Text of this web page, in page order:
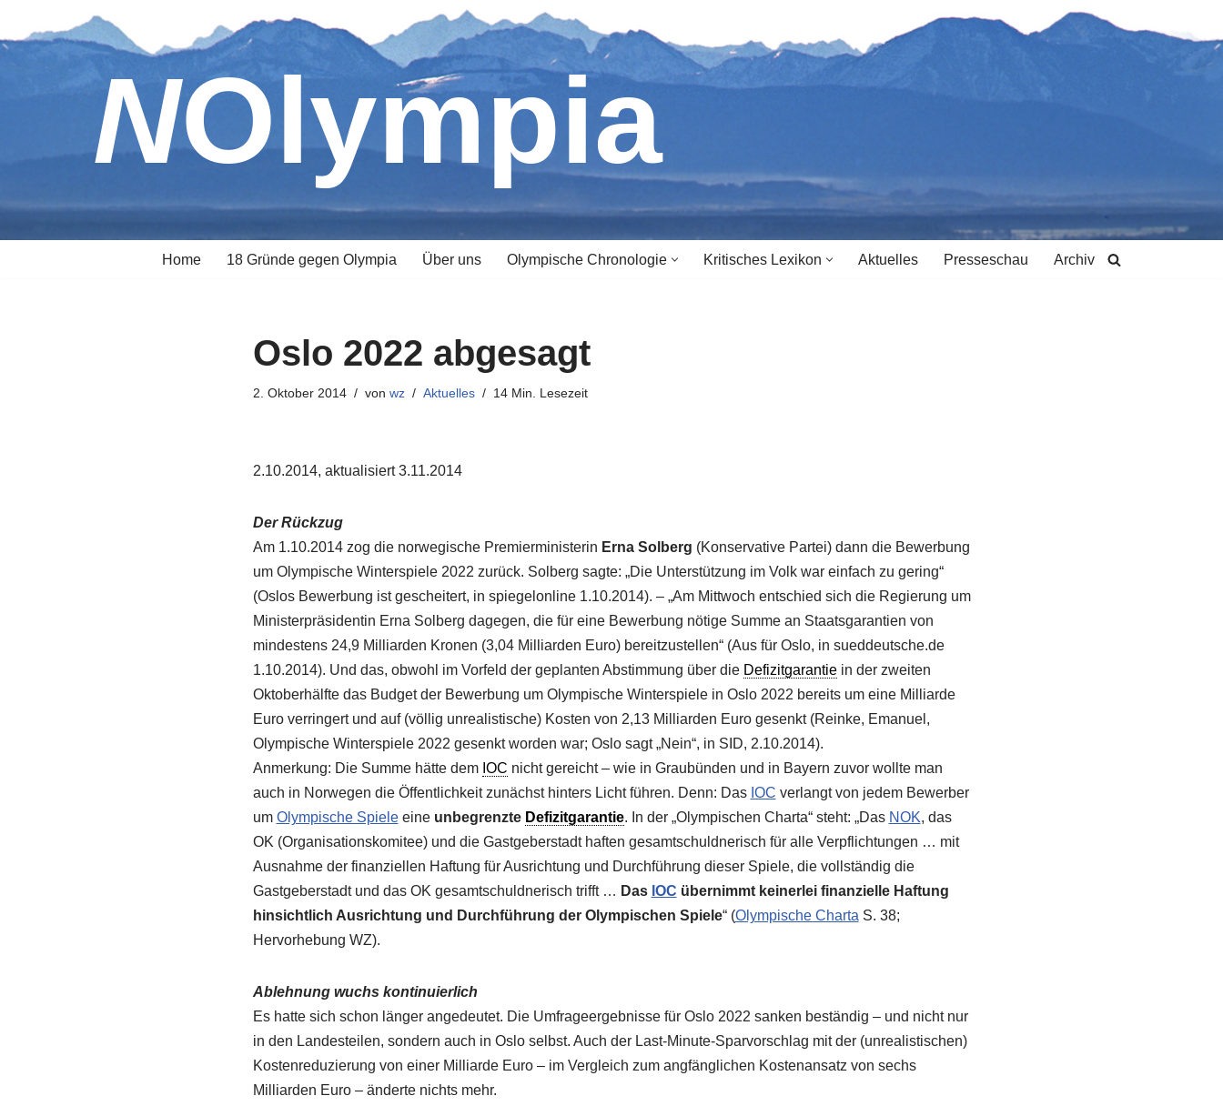
NOlympia
Home 18 Gründe gegen Olympia Über uns Olympische Chronologie Kritisches Lexikon Aktuelles Presseschau Archiv
Oslo 2022 abgesagt
2. Oktober 2014 von wz Aktuelles 14 Min. Lesezeit
2.10.2014, aktualisiert 3.11.2014
Der Rückzug
Am 1.10.2014 zog die norwegische Premierministerin Erna Solberg (Konservative Partei) dann die Bewerbung
um Olympische Winterspiele 2022 zurück. Solberg sagte: „Die Unterstützung im Volk war einfach zu gering“
(Oslos Bewerbung ist gescheitert, in spiegelonline 1.10.2014). – „Am Mittwoch entschied sich die Regierung um
Ministerpräsidentin Erna Solberg dagegen, die für eine Bewerbung nötige Summe an Staatsgarantien von
mindestens 24,9 Milliarden Kronen (3,04 Milliarden Euro) bereitzustellen“ (Aus für Oslo, in sueddeutsche.de
1.10.2014). Und das, obwohl im Vorfeld der geplanten Abstimmung über die Defizitgarantiein der zweiten
Oktoberhälfte das Budget der Bewerbung um Olympische Winterspiele in Oslo 2022 bereits um eine Milliarde
Euro verringert und auf (völlig unrealistische) Kosten von 2,13 Milliarden Euro gesenkt (Reinke, Emanuel,
Olympische Winterspiele 2022 gesenkt worden war; Oslo sagt „Nein“, in SID, 2.10.2014).
Anmerkung: Die Summe hätte dem IOC nicht gereicht – wie in Graubünden und in Bayern zuvor wollte man
auch in Norwegen die Öffentlichkeit zunächst hinters Licht führen. Denn: Das IOC verlangt von jedem Bewerber
um Olympische Spieleeine unbegrenzte Defizitgarantie. In der „Olympischen Charta“ steht: „Das NOK, das
OK (Organisationskomitee) und die Gastgeberstadt haften gesamtschuldnerisch für alle Verpflichtungen … mit
Ausnahme der finanziellen Haftung für Ausrichtung und Durchführung dieser Spiele, die vollständig die
Gastgeberstadt und das OK gesamtschuldnerisch trifft … Das IOC übernimmt keinerlei finanzielle Haftung
hinsichtlich Ausrichtung und Durchführung der Olympischen Spiele“ (Olympische Charta S. 38;
Hervorhebung WZ).
Ablehnung wuchs kontinuierlich
Es hatte sich schon länger angedeutet. Die Umfrageergebnisse für Oslo 2022 sanken beständig – und nicht nur
in den Landesteilen, sondern auch in Oslo selbst. Auch der Last-Minute-Sparvorschlag mit der (unrealistischen)
Kostenreduzierung von einer Milliarde Euro – im Vergleich zum angfänglichen Kostenansatz von sechs
Milliarden Euro – änderte nichts mehr.